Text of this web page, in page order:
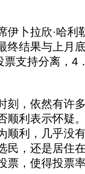
卜拉欣·哈利
终结果与上月
支持分离，4
，依然有许
顺利表示怀疑
顺利，几乎没
民，还是居住
票，使得投票